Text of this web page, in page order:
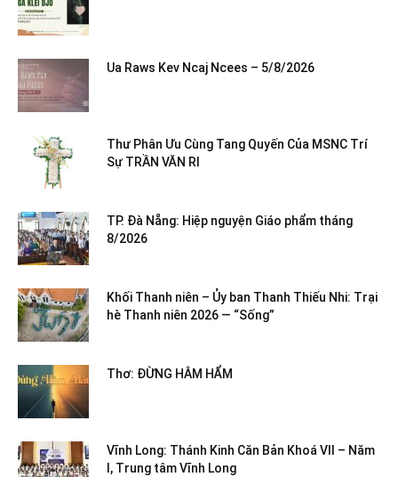
Ua Raws Kev Ncaj Ncees – 5/8/2026
Thư Phân Ưu Cùng Tang Quyến Của MSNC Trí
Sự TRẦN VĂN RI
TP. Đà Nẵng: Hiệp nguyện Giáo phẩm tháng
8/2026
Khối Thanh niên – Ủy ban Thanh Thiếu Nhi: Trại
hè Thanh niên 2026 — “Sống”
Thơ: ĐỪNG HÂM HẨM
Vĩnh Long: Thánh Kinh Căn Bản Khoá VII – Năm
I, Trung tâm Vĩnh Long